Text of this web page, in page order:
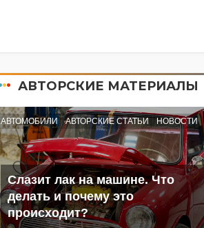
АВТОРСКИЕ МАТЕРИАЛЫ
АВТОМОБИЛИ АВТОРСКИЕ СТАТЬИ НОВОСТИ
Слазит лак на машине. Что
делать и почему это
происходит?